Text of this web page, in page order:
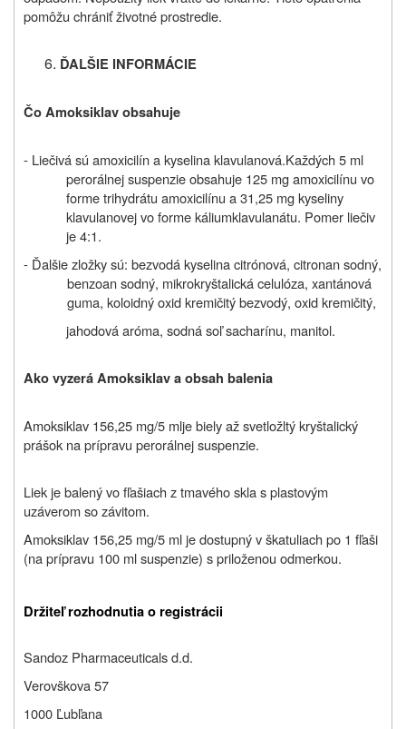
pomôžu chrániť životné prostredie.
ĎALŠIE INFORMÁCIE
Čo Amoksiklav obsahuje
- Liečivá sú amoxicilín a kyselina klavulanová.Každých 5 ml
perorálnej suspenzie obsahuje 125 mg amoxicilínu vo
forme trihydrátu amoxicilínu a 31,25 mg kyseliny
klavulanovej vo forme káliumklavulanátu. Pomer liečiv
je 4:1.
- Ďalšie zložky sú: bezvodá kyselina citrónová, citronan sodný,
benzoan sodný, mikrokryštalická celulóza, xantánová
guma, koloidný oxid kremičitý bezvodý, oxid kremičitý,
jahodová aróma, sodná soľ sacharínu, manitol.
Ako vyzerá Amoksiklav a obsah balenia
Amoksiklav 156,25 mg/5 mlje biely až svetložltý kryštalický
prášok na prípravu perorálnej suspenzie.
Liek je balený vo fľašiach z tmavého skla s plastovým
uzáverom so závitom.
Amoksiklav 156,25 mg/5 ml je dostupný v škatuliach po 1 fľaši
(na prípravu 100 ml suspenzie) s priloženou odmerkou.
Držiteľ rozhodnutia o registrácii
Sandoz Pharmaceuticals d.d.
Verovškova 57
1000 Ľubľana